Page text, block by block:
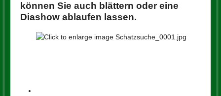
können Sie auch blättern oder eine
Diashow ablaufen lassen.